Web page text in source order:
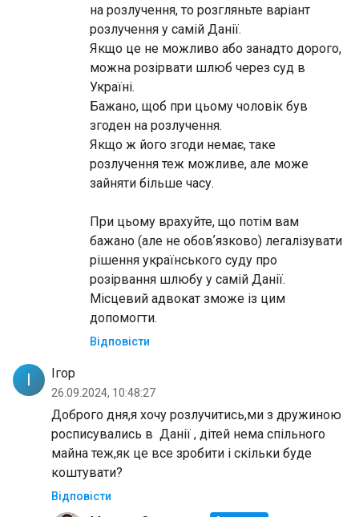
на розлучення, то розгляньте варіант
розлучення у самій Данії.
Якщо це не можливо або занадто дорого,
можна розірвати шлюб через суд в
Україні.
Бажано, щоб при цьому чоловік був
згоден на розлучення.
Якщо ж його згоди немає, таке
розлучення теж можливе, але може
зайняти більше часу.
При цьому врахуйте, що потім вам
бажано (але не обовʼязково) легалізувати
рішення українського суду про
розірвання шлюбу у самій Данії.
Місцевий адвокат зможе із цим
допомогти.
Відповісти
І Ігор
26.09.2024, 10:48:27
Доброго дня,я хочу розлучитись,ми з дружиною
росписувались в Данії , дітей нема спільного
майна теж,як це все зробити і скільки буде
коштувати?
Відповісти